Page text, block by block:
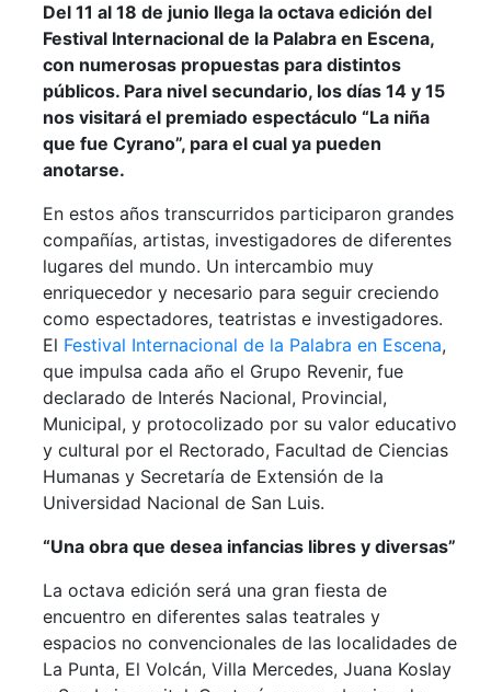
Del 11 al 18 de junio llega la octava edición del
Festival Internacional de la Palabra en Escena,
con numerosas propuestas para distintos
públicos. Para nivel secundario, los días 14 y 15
nos visitará el premiado espectáculo “La niña
que fue Cyrano”, para el cual ya pueden
anotarse.
En estos años transcurridos participaron grandes
compañías, artistas, investigadores de diferentes
lugares del mundo. Un intercambio muy
enriquecedor y necesario para seguir creciendo
como espectadores, teatristas e investigadores.
El Festival Internacional de la Palabra en Escena,
que impulsa cada año el Grupo Revenir, fue
declarado de Interés Nacional, Provincial,
Municipal, y protocolizado por su valor educativo
y cultural por el Rectorado, Facultad de Ciencias
Humanas y Secretaría de Extensión de la
Universidad Nacional de San Luis.
“Una obra que desea infancias libres y diversas”
La octava edición será una gran fiesta de
encuentro en diferentes salas teatrales y
espacios no convencionales de las localidades de
La Punta, El Volcán, Villa Mercedes, Juana Koslay